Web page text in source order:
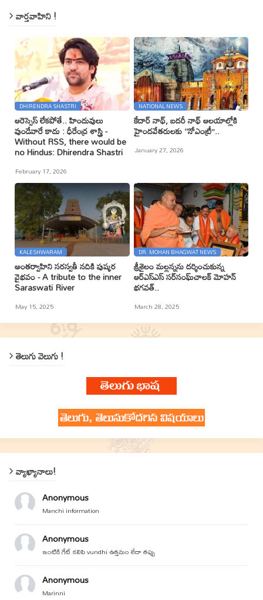
వార్తవాహిని !
DHIRENDRA SHASTRI
ఆరెస్సెస్ లేకపోతే.. హిందువులు
వుండేవారే కాదు : ధీరేంద్ర శాస్త్రి -
Without RSS, there would be
no Hindus: Dhirendra Shastri
February 17, 2026
NATIONAL NEWS
కేదార్ నాథ్, బదరీ నాథ్ ఆలయాల్లోకి
హైందవేతరులకు ‘‘నోఎంట్రీ’’..
January 27, 2026
KALESHWARAM
అంతర్వాహిని సరస్వతీ నదికి పుష్కర
వైభవం - A tribute to the inner
Saraswati River
May 15, 2025
DR. MOHAN BHAGWAT NEWS
శ్రీశైలం మల్లన్నను దర్శించుకున్న
ఆర్ఎస్ఎస్ సర్‌సంఘ్‌చాలక్ మోహన్
భగవత్..
March 28, 2025
తెలుగు వెలుగు !
వ్యాఖ్యానాలు!
Anonymous
Manchi information
Anonymous
ఇంటికి గేట్ కలిపి vundhi ఉత్తమం లేదా తప్పు
Anonymous
Marinni